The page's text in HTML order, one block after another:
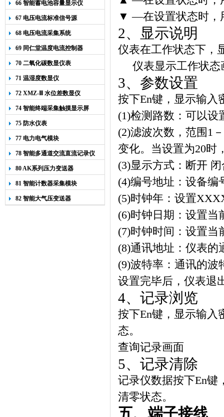
66 智能蓄电池容量显示仪
67 电压电流标准信号源
68 电压电流采集系统
69 同仁堂温度电流控制器
70 二氧化碳数显仪表
71 温湿度数显仪
72 XMZ-Ⅲ 水位差数显仪
74 智能终端采集触摸显示屏
75 防水仪表
77 电力电气模块
78 智能多通道交流直流记录仪
80 AK系列压力变送器
81 智能计数器采集模块
82 智能大气压变送器
▼—在设置状态时，
2、显示说明
仪表在工作状态下，
仪表显示工作状态
3、参数设置
按下En键，显示输入
(1)检测路数：可以设
(2)滤波次数，范围 1 －
变化。当设置为20时
(3)显示方式：断开
(4)编号地址：设备编
(5)时钟年：设置
(6)时钟日期：设置当
(7)时钟时间：设置当
(8)通讯地址：仪表的
(9)波特率：通讯的波
设置完毕后，仪表退
4、记录浏览
按下En键，显示输入
态。
查询记录画面
5、记录清除
记录仪数据按下En键
清零状态。
五、端子接线